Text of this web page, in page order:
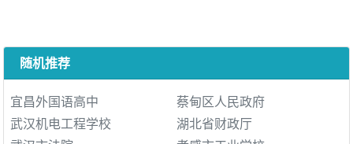
随机推荐
宜昌外国语高中
蔡甸区人民政府
武汉机电工程学校
湖北省财政厅